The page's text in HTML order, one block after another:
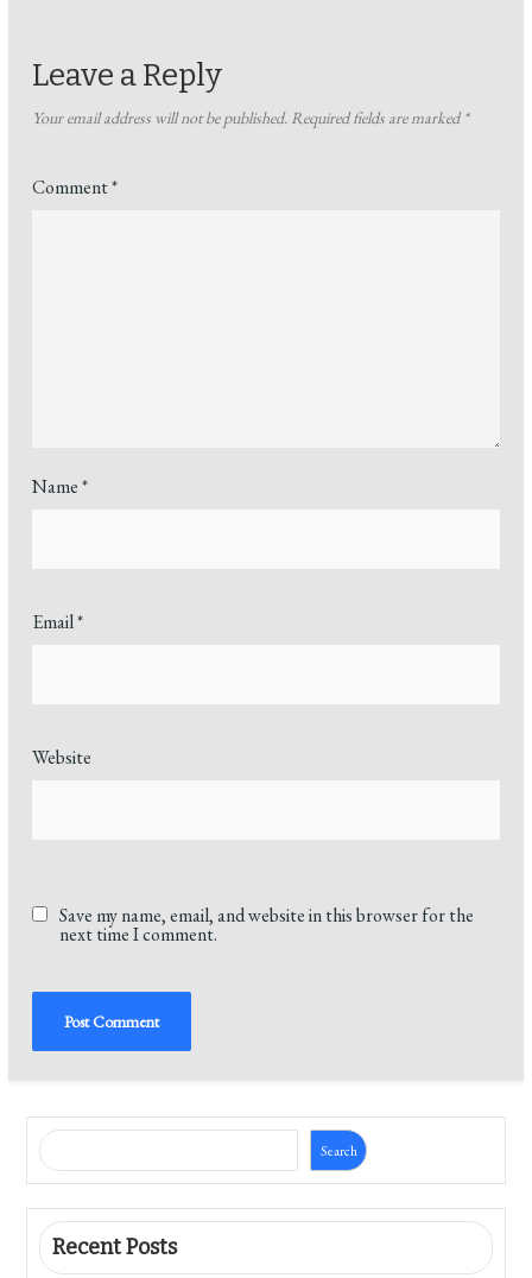
Leave a Reply
Your email address will not be published. Required fields are marked*
Comment*
Name*
Email*
Website
Save my name, email, and website in this browser for the
next time I comment.
Search
Recent Posts